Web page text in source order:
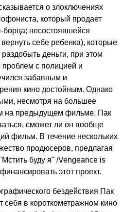
о злоключениях
который продает
борца; несостоявшейся
себе ребенка), которые
деньги, при этом
с полицией и
забавным и
кино достойным. Однако
несмотря на большее
на предыдущем фильме. Пак
сможет ли он вообще
фильм. В течение нескольких
продюсеров, предлагая
буду я" /Vengeance is
этот проект.
бездействия Пак
себя в короткометражном кино